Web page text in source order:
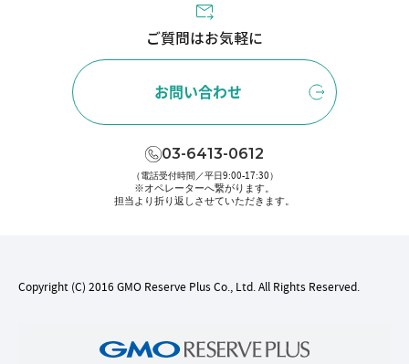
ご質問はお気軽に
お問い合わせ
03-6413-0612
（電話受付時間／平日9:00-17:30）
※オペレーターへ繋がります。
担当より折り返しさせていただきます。
Copyright (C) 2016 GMO Reserve Plus Co., Ltd. All Rights Reserved.